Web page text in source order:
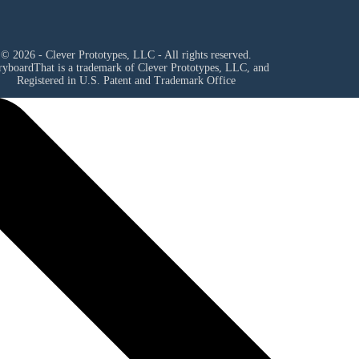
© 2026 - Clever Prototypes, LLC - All rights reserved.
is a trademark of Clever Prototypes, LLC, and
Registered in U.S. Patent and Trademark Office